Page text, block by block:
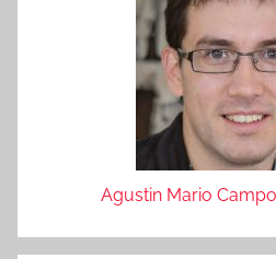
Agustin Mario